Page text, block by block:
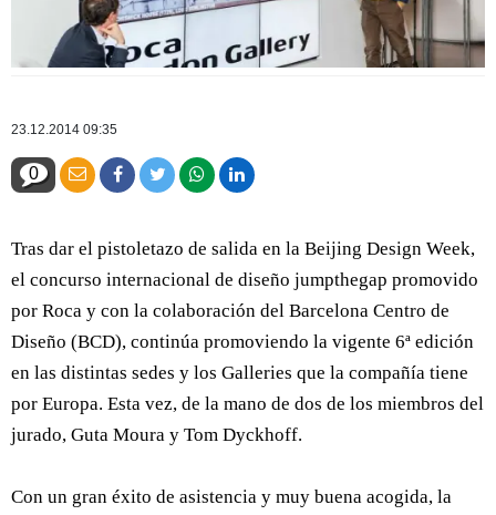
23.12.2014 09:35
0
Tras dar el pistoletazo de salida en la Beijing Design Week,
el concurso internacional de diseño jumpthegap promovido
por Roca y con la colaboración del Barcelona Centro de
Diseño (BCD), continúa promoviendo la vigente 6ª edición
en las distintas sedes y los Galleries que la compañía tiene
por Europa. Esta vez, de la mano de dos de los miembros del
jurado, Guta Moura y Tom Dyckhoff.
Con un gran éxito de asistencia y muy buena acogida, la